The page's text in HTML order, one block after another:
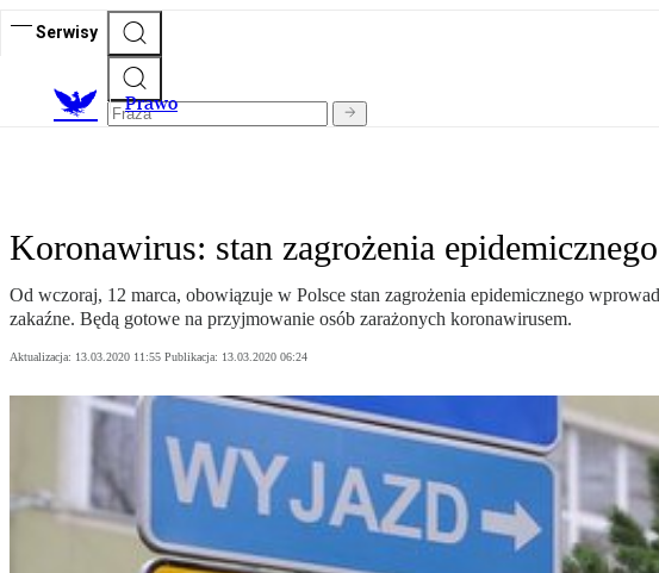
Serwisy
Prawo
Koronawirus: stan zagrożenia
Od wczoraj, 12 marca, obowiązuje w Polsce stan zagrożenia epidemicznego
zakaźne. Będą gotowe na przyjmowanie osób zarażonych koronawirusem.
Aktualizacja: 13.03.2020 11:55 Publikacja: 13.03.2020 06:24